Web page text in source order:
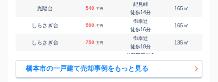
光陽台 540 万円
紀見峠
徒歩14分
165㎡
しらさぎ台 500 万円
御幸辻
徒歩16分
165㎡
しらさぎ台 750 万円
御幸辻
徒歩18分
135㎡
城山台 330 万円
林間田園都市
徒歩
210㎡
城山台 40 万円
林間田園都市
210㎡ 110
橋本市の一戸建て売却事例をもっと見る